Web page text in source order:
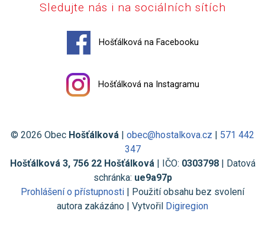
Sledujte nás i na sociálních sítích
Hošťálková na Facebooku
Hošťálková na Instagramu
© 2026 Obec Hošťálková | obec@hostalkova.cz | 571 442
347
Hošťálková 3, 756 22 Hošťálková| IČO: 0303798| Datová
schránka: ue9a97p
Prohlášení o přístupnosti | Použití obsahu bez svolení
autora zakázáno | Vytvořil Digiregion